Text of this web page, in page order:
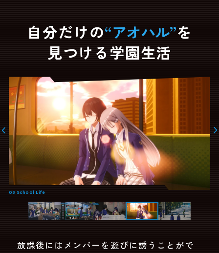
自分だけの“アオハル”を
見つける学園生活
放課後にはメンバーを遊びに誘うことがで